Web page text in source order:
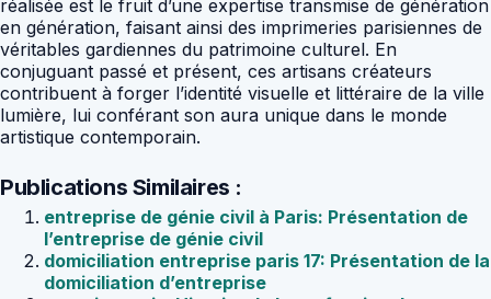
réalisée est le fruit d’une expertise transmise de génération
en génération, faisant ainsi des imprimeries parisiennes de
véritables gardiennes du patrimoine culturel. En
conjuguant passé et présent, ces artisans créateurs
contribuent à forger l’identité visuelle et littéraire de la ville
lumière, lui conférant son aura unique dans le monde
artistique contemporain.
Publications Similaires :
entreprise de génie civil à Paris: Présentation de
l’entreprise de génie civil
domiciliation entreprise paris 17: Présentation de la
domiciliation d’entreprise